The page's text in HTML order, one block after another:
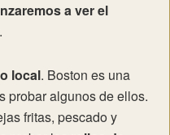
a ver el
local. Boston es una
probar algunos de ellos.
fritas, pescado y